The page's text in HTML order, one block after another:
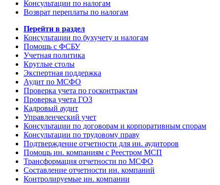
Консультации по налогам
Возврат переплаты по налогам
Перейти в раздел
Консультации по бухучету и налогам
Помощь с ФСБУ
Учетная политика
Круглые столы
Экспертная поддержка
Аудит по МСФО
Проверка учета по госконтрактам
Проверка учета ГОЗ
Кадровый аудит
Управленческий учет
Консультации по договорам и корпоративным спорам
Консультации по трудовому праву
Подтверждение отчетности для ин. аудиторов
Помощь ин. компаниям с Реестром МСП
Трансформация отчетности по МСФО
Составление отчетности ин. компаний
Контролируемые ин. компании